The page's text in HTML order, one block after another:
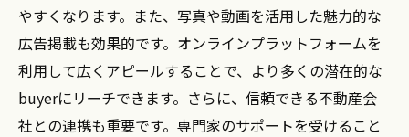
やすくなります。また、写真や動画を活用した魅力的な
広告掲載も効果的です。オンラインプラットフォームを
利用して広くアピールすることで、より多くの潜在的な
buyerにリーチできます。さらに、信頼できる不動産会
社との連携も重要です。専門家のサポートを受けること